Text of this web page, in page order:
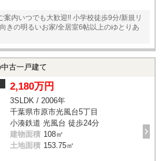
内いつでも大歓迎!! 小学校徒歩9分/新規リ
きの明るいお家/全居室6帖以上のゆとりあ
古一戸建て
2,180万円
3SLDK / 2006年
千葉県市原市光風台5丁目
小湊鉄道 光風台 徒歩24分
建物面積 108㎡
土地面積 153.75㎡